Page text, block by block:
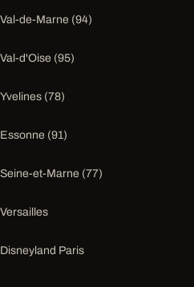
Val-de-Marne (94)
Val-d'Oise (95)
Yvelines (78)
Essonne (91)
Seine-et-Marne (77)
Versailles
Disneyland Paris